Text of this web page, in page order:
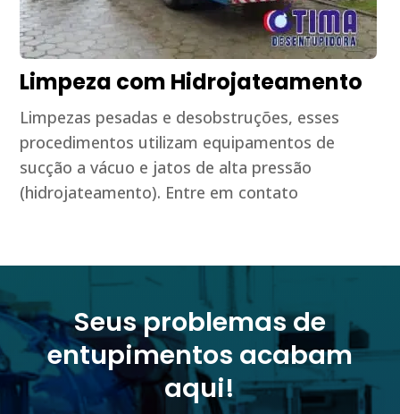
Limpeza com Hidrojateamento
Limpezas pesadas e desobstruções, esses
procedimentos utilizam equipamentos de
sucção a vácuo e jatos de alta pressão
(hidrojateamento). Entre em contato
Seus problemas de
entupimentos acabam
aqui!